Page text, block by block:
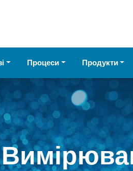
Процеси Продукти